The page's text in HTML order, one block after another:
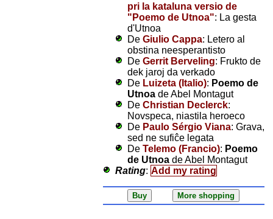
pri la kataluna versio de
"Poemo de Utnoa": La gesta
d'Utnoa
De Giulio Cappa: Letero al
obstina neesperantisto
De Gerrit Berveling: Frukto de
dek jaroj da verkado
De Luizeta (Italio): Poemo de
Utnoade Abel Montagut
De Christian Declerck:
Novspeca, niastila heroeco
De Paulo Sérgio Viana: Grava,
sed ne sufiĉe legata
De Telemo (Francio): Poemo
de Utnoade Abel Montagut
Rating: Add my rating